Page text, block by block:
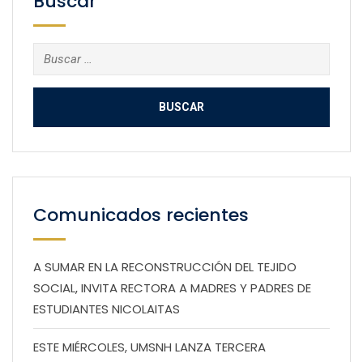
Buscar:
Comunicados recientes
A SUMAR EN LA RECONSTRUCCIÓN DEL TEJIDO
SOCIAL, INVITA RECTORA A MADRES Y PADRES DE
ESTUDIANTES NICOLAITAS
ESTE MIÉRCOLES, UMSNH LANZA TERCERA